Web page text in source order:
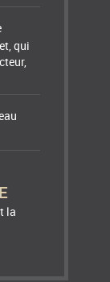
qui
la